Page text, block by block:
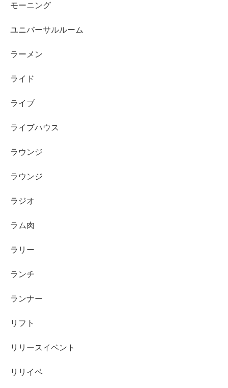
モーニング
ユニバーサルルーム
ラーメン
ライド
ライブ
ライブハウス
ラウンジ
ラウンジ
ラジオ
ラム肉
ラリー
ランチ
ランナー
リフト
リリースイベント
リリイベ